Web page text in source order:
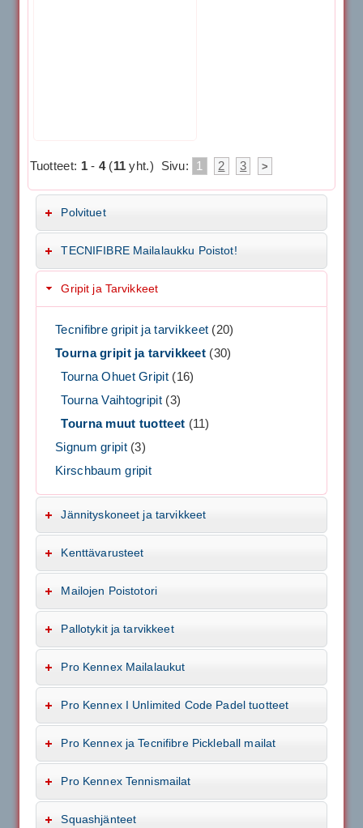
Tuotteet: 1- 4(11 yht.) Sivu: 1 2 3 >
Polvituet
TECNIFIBRE Mailalaukku Poistot!
Gripit ja Tarvikkeet
Tecnifibre gripit ja tarvikkeet (20)
Tourna gripit ja tarvikkeet(30)
Tourna Ohuet Gripit(16)
Tourna Vaihtogripit(3)
Tourna muut tuotteet (11)
Signum gripit(3)
Kirschbaum gripit
Jännityskoneet ja tarvikkeet
Kenttävarusteet
Mailojen Poistotori
Pallotykit ja tarvikkeet
Pro Kennex Mailalaukut
Pro Kennex I Unlimited Code Padel tuotteet
Pro Kennex ja Tecnifibre Pickleball mailat
Pro Kennex Tennismailat
Squashjänteet